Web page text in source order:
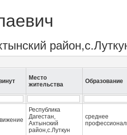
Место
жительства
Образование
Республика
Дагестан,
Ахтынский
район,с.Луткун
среднее